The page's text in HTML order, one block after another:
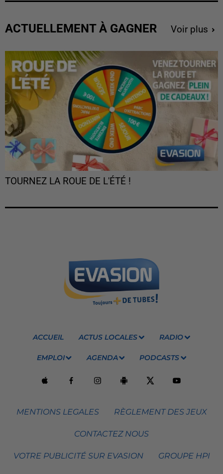
ACTUELLEMENT À GAGNER Voir plus
TOURNEZ LA ROUE DE L'ÉTÉ !
ACCUEIL ACTUS LOCALES RADIO
EMPLOI AGENDA PODCASTS
MENTIONS LEGALES RÈGLEMENT DES JEUX
CONTACTEZ NOUS
VOTRE PUBLICITÉ SUR EVASION GROUPE HPI